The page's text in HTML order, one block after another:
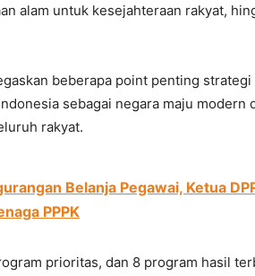
alam untuk kesejahteraan rakyat,
beberapa point penting
sebagai negara maju modern
rakyat.
Belanja Pegawai, Ketua
PPPK
prioritas, dan 8 program hasil